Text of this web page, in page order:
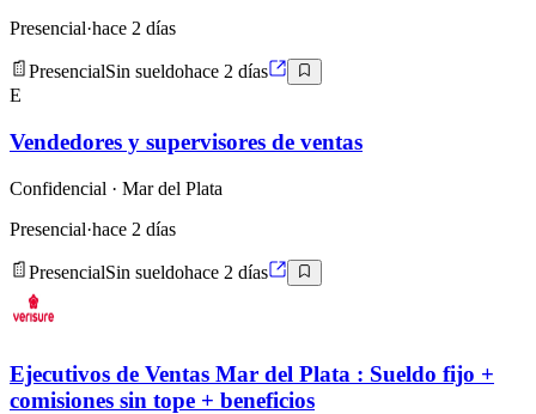
Presencial·hace 2 días
PresencialSin sueldohace 2 días
E
Vendedores y supervisores de ventas
Confidencial · Mar del Plata
Presencial·hace 2 días
PresencialSin sueldohace 2 días
Ejecutivos de Ventas Mar del Plata : Sueldo fijo +
comisiones sin tope + beneficios